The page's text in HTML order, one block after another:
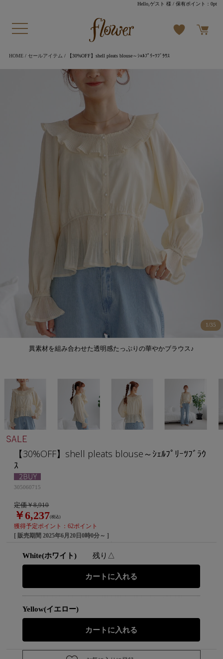
Hello,ゲスト 様 / 保有ポイント：0pt
HOME/ セールアイテム / 【30%OFF】shell pleats blouse～ｼｪﾙﾌﾟﾘｰﾂﾌﾞﾗｳｽ
異素材を組み合わせた透明感たっぷりの華やかブラウス♪
1 /35
【30%OFF】shell pleats blouse～ｼｪﾙﾌﾟﾘｰﾂﾌﾞﾗｳ
ｽ
305060715
定価￥8,910
￥6,237(税込)
獲得予定ポイント：62ポイント
[ 販売期間2025年6月20日0時0分～ ]
White(ホワイト) 残り△
Yellow(イエロー)